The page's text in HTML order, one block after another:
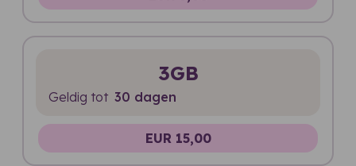
3GB
Geldig tot 30 dagen
EUR 15,00